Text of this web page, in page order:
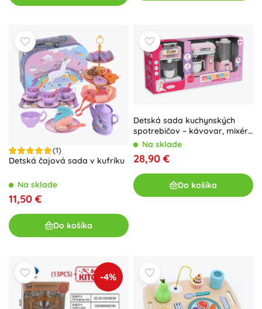
(1)
Detská čajová sada v kufríku
Na sklade
11,50 €
Do košíka
Detská sada kuchynských
spotrebičov – kávovar, mixér
a odšťavovač
Na sklade
28,90 €
Do košíka
-4%